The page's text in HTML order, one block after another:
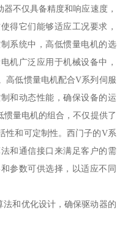
不仅具备精度和响应速度，
得它们能够适应工况要求，
系统中，高低惯量电机的选
机广泛应用于机械设备中，
高低惯量电机配合V系列伺服
和动态性能，确保设备的运
惯量电机的组合，不仅提供了
性和可定制性。西门子的V系
和通信接口来满足客户的需
参数可供选择，以适应不同
和优化设计，确保驱动器的